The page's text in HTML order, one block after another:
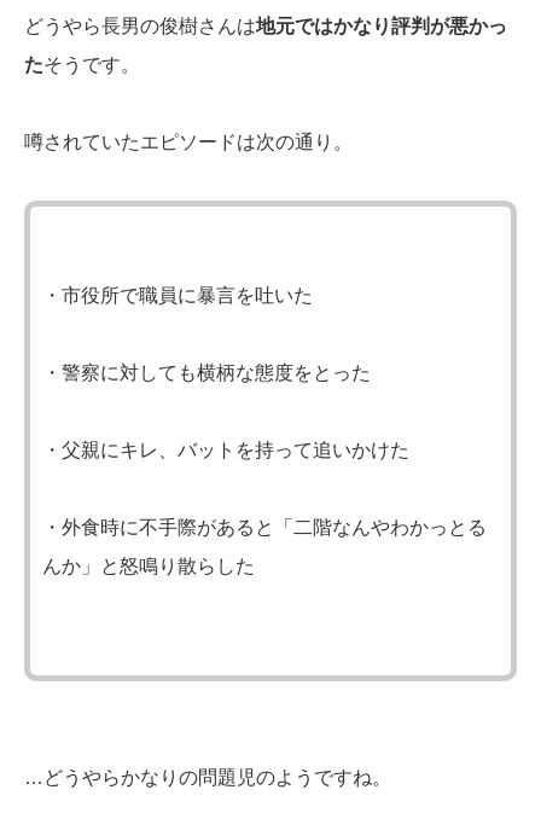
どうやら長男の俊樹さんは地元ではかなり評判が悪かっ
たそうです。
噂されていたエピソードは次の通り。
・市役所で職員に暴言を吐いた
・警察に対しても横柄な態度をとった
・父親にキレ、バットを持って追いかけた
・外食時に不手際があると「二階なんやわかっとる
んか」と怒鳴り散らした
…どうやらかなりの問題児のようですね。